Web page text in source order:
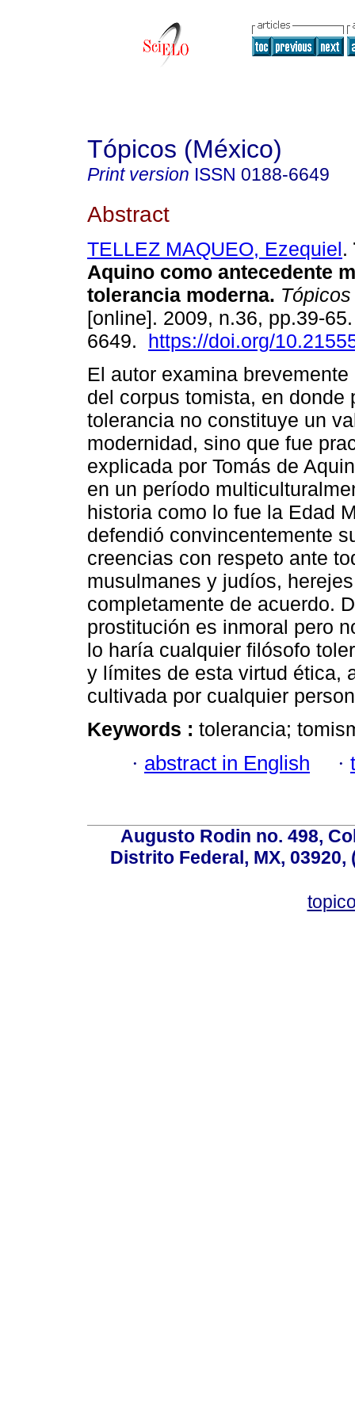
Tópicos (México)
Print version ISSN 0188-6649
Abstract
TELLEZ MAQUEO, Ezequiel.
Aquino como antecedente
tolerancia moderna.
[online]. 2009, n.36, pp.39-
6649. https://doi.org/
El autor examina
del corpus tomista, en donde
tolerancia no constituye un
modernidad, sino que fue
explicada por Tomás de
en un período
historia como lo fue la Edad
defendió convincentemente
creencias con respeto ante
musulmanes y judíos,
completamente de acuerdo.
prostitución es inmoral pero
lo haría cualquier filósofo
y límites de esta virtud ética,
cultivada por cualquier
Keywords : tolerancia;
· abstract in English ·
Augusto Rodin no. 498,
Distrito Federal, MX, 03920,